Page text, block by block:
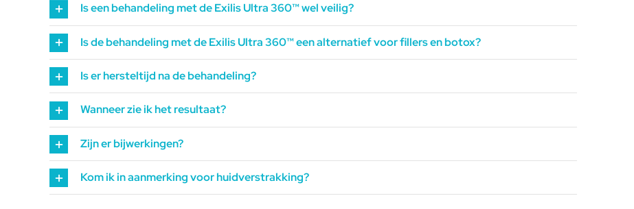
Is een behandeling met de Exilis Ultra 360™ wel veilig?
Is de behandeling met de Exilis Ultra 360™ een alternatief voor fillers en botox?
Is er hersteltijd na de behandeling?
Wanneer zie ik het resultaat?
Zijn er bijwerkingen?
Kom ik in aanmerking voor huidverstrakking?